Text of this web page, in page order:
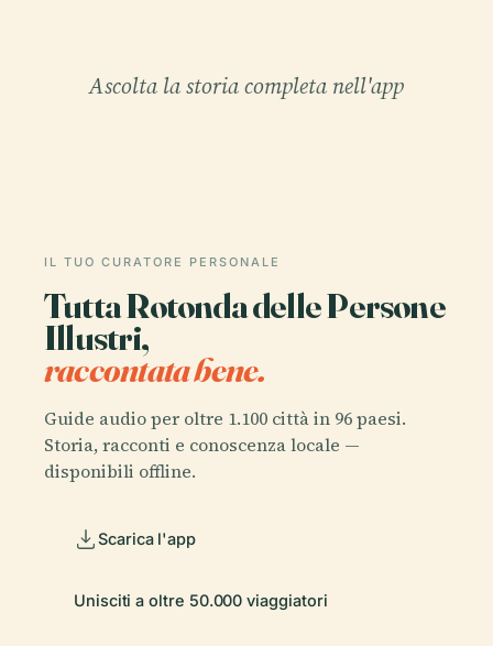
Ascolta la storia completa nell'app
IL TUO CURATORE PERSONALE
Tutta Rotonda delle Persone
Illustri,
raccontata bene.
Guide audio per oltre 1.100 città in 96 paesi.
Storia, racconti e conoscenza locale —
disponibili offline.
Scarica l'app
Unisciti a oltre 50.000 viaggiatori